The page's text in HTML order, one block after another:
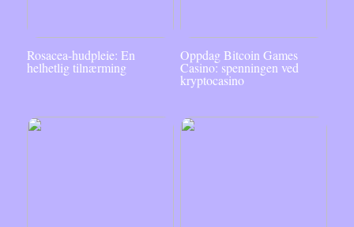
Rosacea-hudpleie: En
helhetlig tilnærming
Oppdag Bitcoin Games
Casino: spenningen ved
kryptocasino